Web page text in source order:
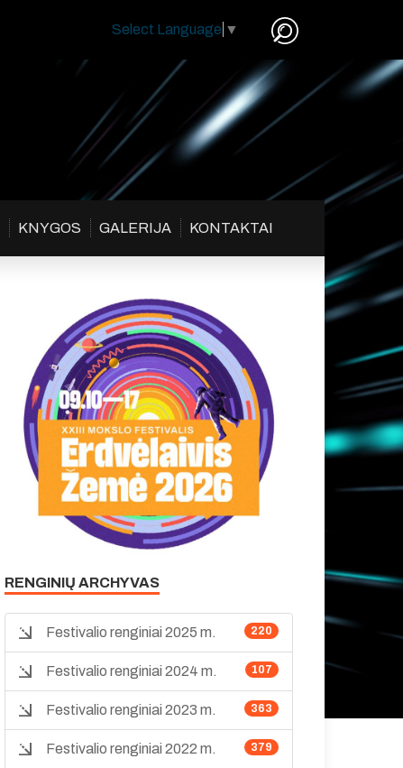
Select Language ▼
KNYGOS GALERIJA KONTAKTAI
RENGINIŲ ARCHYVAS
220
Festivalio renginiai 2025 m.
107
Festivalio renginiai 2024 m.
363
Festivalio renginiai 2023 m.
379
Festivalio renginiai 2022 m.